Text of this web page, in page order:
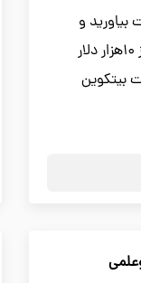
بیاورید و
ثروتمند شوید هم اکنون هر بیتکوین به مرز 10هزار دلار
بیتکوین